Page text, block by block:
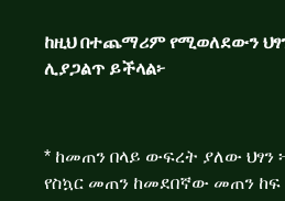
ከዚህ በተጨማሪም የሚወለደውን
ሊያጋልጥ ይችላል፦
* ከመጠን በላይ ውፍረት ያለው ህፃን
የስኳር መጠን ከመደበኛው መጠን ከፍ